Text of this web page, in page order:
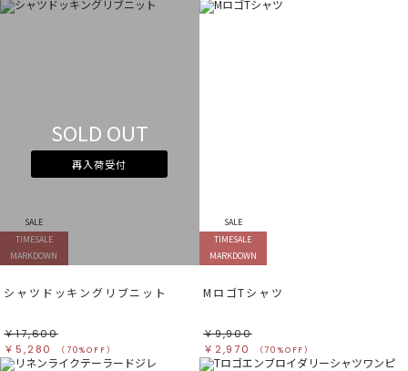
SOLD OUT
再入荷受付
SALE
TIMESALE
MARKDOWN
シャツドッキングリブニット
￥17,600
￥5,280
（70%OFF）
SALE
TIMESALE
MARKDOWN
MロゴTシャツ
￥9,900
￥2,970
（70%OFF）